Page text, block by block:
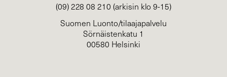
(09) 228 08 210 (arkisin klo 9-15)
Suomen Luonto/tilaajapalvelu
Sörnäistenkatu 1
00580 Helsinki